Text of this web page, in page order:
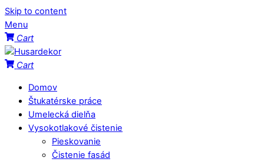
Skip to content
Menu
Cart
Cart
Domov
Štukatérske práce
Umelecká dielňa
Vysokotlakové čistenie
Pieskovanie
Čistenie fasád